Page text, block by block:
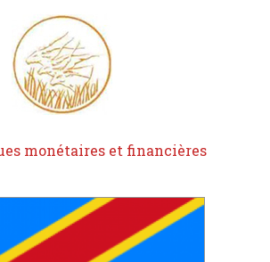
monétaires et financières